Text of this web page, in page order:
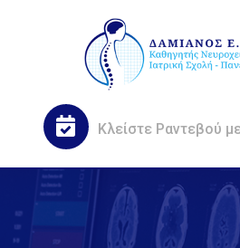
Κλείστε Ραντεβού